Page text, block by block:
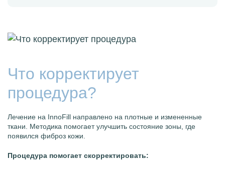
Что корректирует
процедура?
Лечение на InnoFill направлено на плотные и измененные
ткани. Методика помогает улучшить состояние зоны, где
появился фиброз кожи.
Процедура помогает скорректировать: